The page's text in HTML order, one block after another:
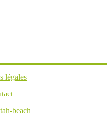
légales